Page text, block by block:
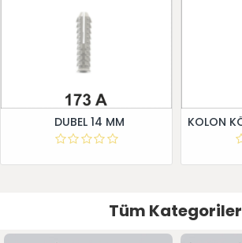
DUBEL 14 MM
Tüm Kategoriler